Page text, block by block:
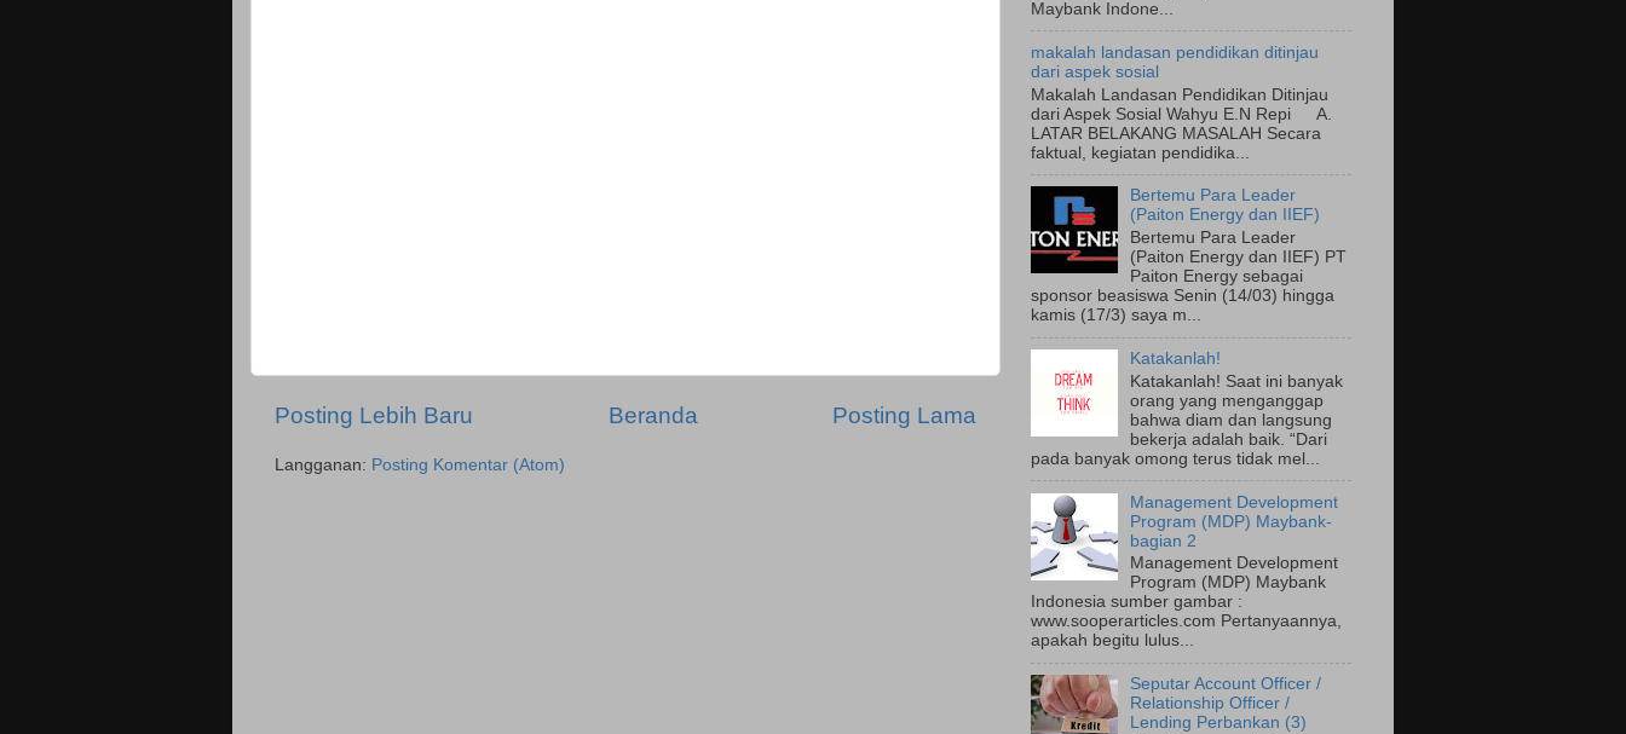
Posting Lebih Baru Posting Lama
Beranda
Langganan: Posting Komentar (Atom)
Maybank Indone...
makalah landasan pendidikan ditinjau
dari aspek sosial
Makalah Landasan Pendidikan Ditinjau
dari Aspek Sosial Wahyu E.N Repi A.
LATAR BELAKANG MASALAH Secara
faktual, kegiatan pendidika...
Bertemu Para Leader
(Paiton Energy dan IIEF)
Bertemu Para Leader
(Paiton Energy dan IIEF) PT
Paiton Energy sebagai
sponsor beasiswa Senin (14/03) hingga
kamis (17/3) saya m...
Katakanlah!
Katakanlah! Saat ini banyak
orang yang menganggap
bahwa diam dan langsung
bekerja adalah baik. “Dari
pada banyak omong terus tidak mel...
Management Development
Program (MDP) Maybank-
bagian 2
Management Development
Program (MDP) Maybank
Indonesia sumber gambar :
www.sooperarticles.com Pertanyaannya,
apakah begitu lulus...
Seputar Account Officer /
Relationship Officer /
Lending Perbankan (3)